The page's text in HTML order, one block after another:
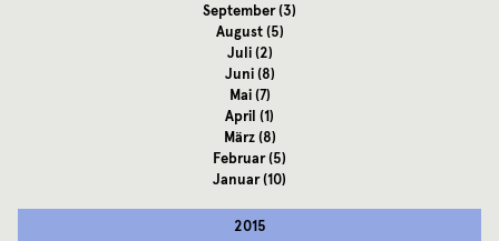
September(3)
August(5)
Juli(2)
Juni(8)
Mai(7)
April (1)
März(8)
Februar(5)
Januar(10)
2015